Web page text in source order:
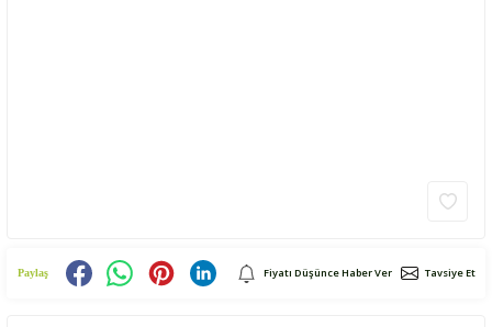
Paylaş Fiyatı Düşünce Haber Ver Tavsiye Et